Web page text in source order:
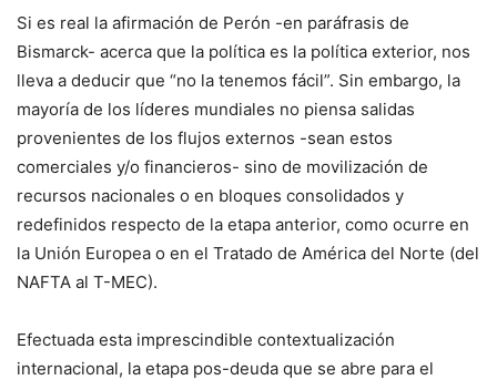
Si es real la afirmación de Perón -en paráfrasis de
Bismarck- acerca que la política es la política exterior, nos
lleva a deducir que “no la tenemos fácil”. Sin embargo, la
mayoría de los líderes mundiales no piensa salidas
provenientes de los flujos externos -sean estos
comerciales y/o financieros- sino de movilización de
recursos nacionales o en bloques consolidados y
redefinidos respecto de la etapa anterior, como ocurre en
la Unión Europea o en el Tratado de América del Norte (del
NAFTA al T-MEC).
Efectuada esta imprescindible contextualización
internacional, la etapa pos-deuda que se abre para el